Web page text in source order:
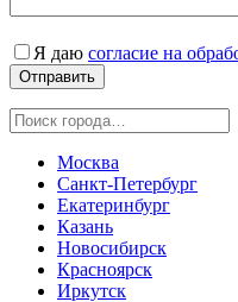
Я даю согласие на
Москва
Санкт-Петербург
Екатеринбург
Казань
Новосибирск
Красноярск
Иркутск